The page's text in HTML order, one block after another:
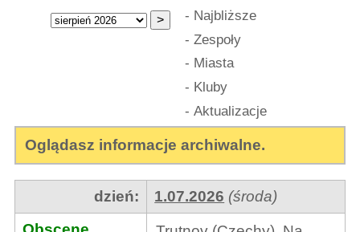
- Najbliższe
- Zespoły
- Miasta
- Kluby
- Aktualizacje
Oglądasz informacje archiwalne.
dzień: 1.07.2026 (środa)